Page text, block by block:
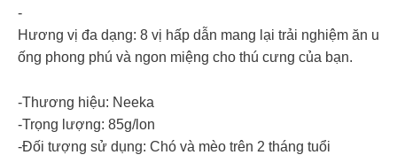
-
Hương vị đa dạng: 8 vị hấp dẫn mang lại trải nghiệm ăn u
ống phong phú và ngon miệng cho thú cưng của bạn.
-Thương hiệu: Neeka
-Trọng lượng: 85g/lon
-Đối tượng sử dụng: Chó và mèo trên 2 tháng tuổi